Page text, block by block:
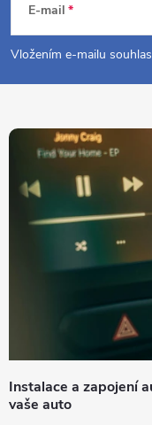
p
a
t
E-mail
Vložením e-mailu
Instalace a zapojení
vaše auto